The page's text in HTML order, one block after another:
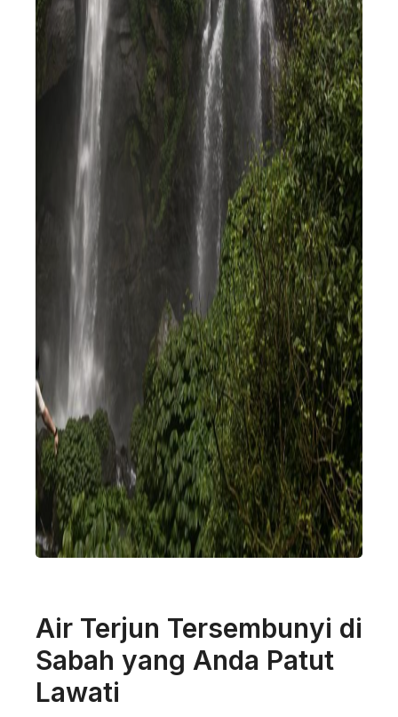
Air Terjun Tersembunyi di
Sabah yang Anda Patut
Lawati